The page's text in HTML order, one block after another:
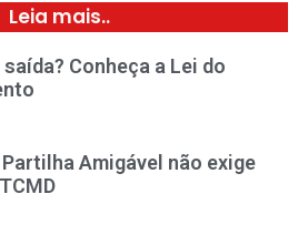
Leia mais..
Conheça a Lei do
Amigável não exige